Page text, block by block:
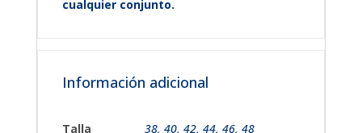
cualquier conjunto.
Información adicional
Talla 38, 40, 42, 44, 46, 48